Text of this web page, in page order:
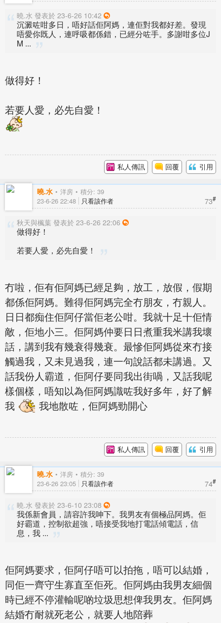
曉.水 發表於 23-6-26 10:42
沉澱咗咁多日，唔好話佢阿媽，連佢對我都好差。發現
唔愛你既人，連呼吸都係錯，已經分咗手。多謝咁多位J
M ...
做得好！
若要人愛，必先自愛！
私人傳訊 回覆 引用
曉.水 洋房 積分: 39
73#
23-6-26 22:48 只看該作者
秋天與楓葉 發表於 23-6-26 22:06
做得好！
若要人愛，必先自愛！
冇啦，佢有佢阿媽已經足夠，放工，放假，假期
都係佢阿媽。難得佢阿媽完全冇朋友，冇親人。
日日都痴住佢阿仔當佢老公咁。我就十足十佢情
敵，佢地小三。佢阿媽仲要日日煮重我米講我壞
話，講到我有幾衰得幾衰。最慘佢阿媽從來冇接
觸過我，又未見過我，連一句說話都未講過。又
話我份人霸道，佢阿仔要同我出街喎，又話我呢
樣個樣，唔知以為佢阿媽識咗我好多年，好了解
我
我地散咗，佢阿媽勁開心
私人傳訊 回覆 引用
曉.水 洋房 積分: 39
74#
23-6-26 23:05 只看該作者
曉.水 發表於 23-6-10 23:08
我係新會員，請容許我呻下。我男友有個極品阿媽。佢
好霸道，控制欲超強，唔接受我地打電話傾電話，信
息，我 ...
佢阿媽要求，佢阿仔唔可以拍拖，唔可以結婚，
同佢一齊守生寡直至佢死。佢阿媽由我男友細個
時已經不停灌輸呢啲垃圾思想俾我男友。佢阿媽
結婚冇耐就死老公，就要人地陪葬